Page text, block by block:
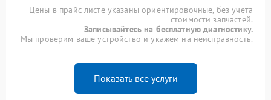
Цены в прайс-листе указаны ориентировочные, без учета
стоимости запчастей.
Записывайтесь на бесплатную диагностику.
Мы проверим ваше устройство и укажем на неисправность.
Показать все услуги